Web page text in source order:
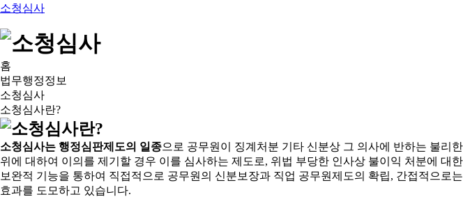
소청심사
홈
법무행정정보
소청심사
소청심사란?
소청심사는 행정심판제도의 일종으로 공무원이 징계처분 기타 신분상 그 의사에 반하는 불리
위에 대하여 이의를 제기할 경우 이를 심사하는 제도로, 위법 부당한 인사상 불이익 처분에 대
보완적 기능을 통하여 직접적으로 공무원의 신분보장과 직업 공무원제도의 확립, 간접적으로
효과를 도모하고 있습니다.